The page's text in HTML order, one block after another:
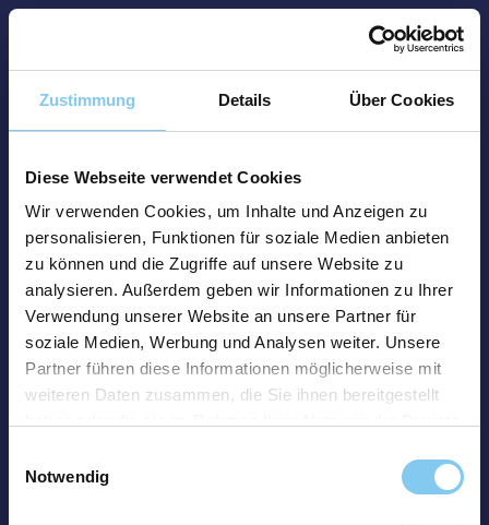
Zustimmung Details Über Cookies
Diese Webseite verwendet Cookies
Wir verwenden Cookies, um Inhalte und Anzeigen zu
personalisieren, Funktionen für soziale Medien anbieten
zu können und die Zugriffe auf unsere Website zu
analysieren. Außerdem geben wir Informationen zu Ihrer
Verwendung unserer Website an unsere Partner für
soziale Medien, Werbung und Analysen weiter. Unsere
Partner führen diese Informationen möglicherweise mit
weiteren Daten zusammen, die Sie ihnen bereitgestellt
Notwendig